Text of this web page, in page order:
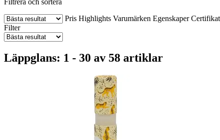
Pris Highlights Varumärken Egenskaper
Filter
Läppglans: 1 - 30 av 58 artiklar